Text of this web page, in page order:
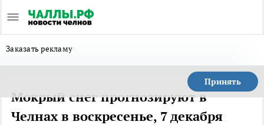
Заказать рекламу
Принять
Мокрый снег прогнозируют в
Челнах в воскресенье, 7 декабря